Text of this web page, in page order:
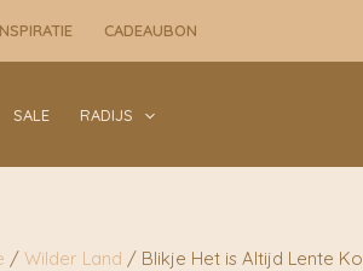
CADEAUBON
SALE RADIJS
/ Wilder Land / Blikje Het is Altijd Lente